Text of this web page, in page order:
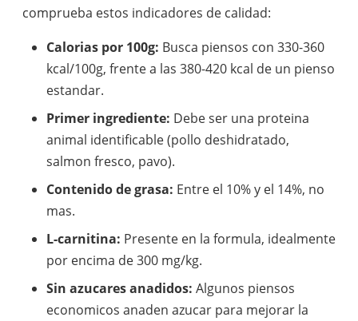
comprueba estos indicadores de calidad:
Calorias por 100g: Busca piensos con 330-360
kcal/100g, frente a las 380-420 kcal de un pienso
estandar.
Primer ingrediente: Debe ser una proteina
animal identificable (pollo deshidratado,
salmon fresco, pavo).
Contenido de grasa: Entre el 10% y el 14%, no
mas.
L-carnitina: Presente en la formula, idealmente
por encima de 300 mg/kg.
Sin azucares anadidos: Algunos piensos
economicos anaden azucar para mejorar la